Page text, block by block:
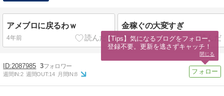
アメブロに戻るわｗ
4年前
金稼ぐの大変すぎ
4年前
2087985 3
週間IN:2 週間OUT:14 月間IN:8
【Tips】気になるブログをフォロー。
登録不要。更新を逃さずキャッチ！
閉じる